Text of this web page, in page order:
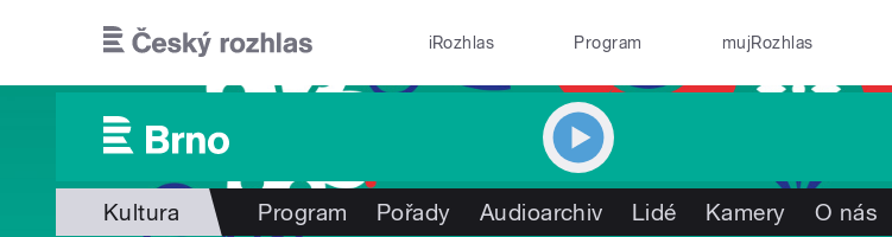
iRozhlas Program mujRozhlas
Kultura Program Pořady Audioarchiv Lidé Kamery O nás